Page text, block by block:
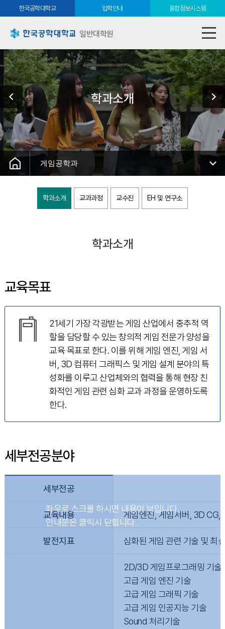
한국공학대학교 입학안내 통합정보시스템
일반대학원
학과소개
게임공학과
학과소개 교과과정 교수진 EH 및 연구소
학과소개
교육목표
21세기 가장 각광받는 게임 산업에서 중추적 역
할을 담당할 수 있는 창의적 게임 전문가 양성을
교육 목표로 한다. 이를 위해 게임 엔진, 게임 서
버, 3D 컴퓨터 그래픽스 및 게임 설계 분야의 특
성화를 이루고 산업체와의 협력을 통해 현장 친
화적인 게임 관련 심화 교과 과정을 운영하도록
한다.
세부전공분야
세부전공
교육내용 게임엔진, 게임서버, 3D CG,
발전지표 심화된 게임 관련 기술 및 최
2D/3D 게임프로그래밍 기술
고급 게임 엔진 기술
고급 게임 그래픽 기술
고급 게임 인공지능 기술
Sound 처리기술